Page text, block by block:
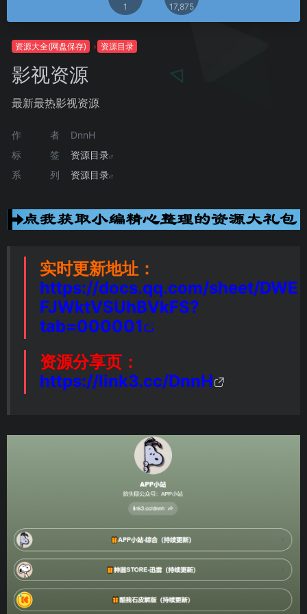
1 17,875
资源大全(网盘保存) 资源目录
影视资源
最新最热影视资源
作者
DnnH
标签
资源目录
系列
资源目录
实时更新地址：
https://docs.qq.com/sheet/DWE
FJWktVSUhBVkFS?
tab=000001
资源分享页：
https://link3.cc/DnnH